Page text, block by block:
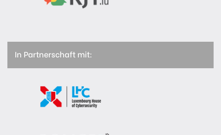
In Partnerschaft mit: